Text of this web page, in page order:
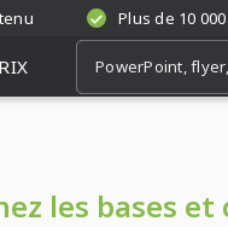
Plus de 10
les bases et